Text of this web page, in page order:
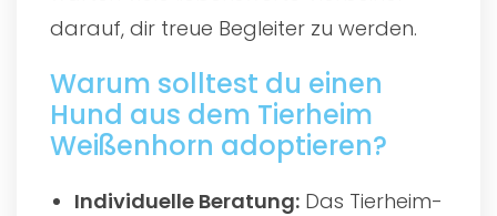
darauf, dir treue Begleiter zu werden.
Warum solltest du einen
Hund aus dem Tierheim
Weißenhorn adoptieren?
Individuelle Beratung: Das Tierheim-